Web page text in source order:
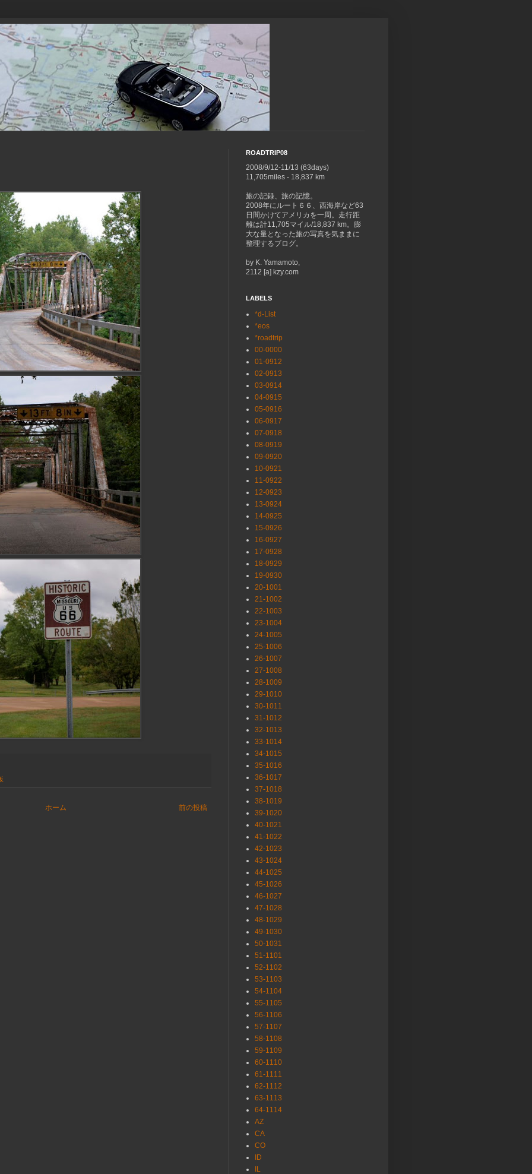
前の投稿
ホーム
ROADTRIP08
2008/9/12-11/13 (63days)
11,705miles - 18,837 km
旅の記録、旅の記憶。
2008年にルート６６、西海岸など63
日間かけてアメリカを一周。走行距
離は計11,705マイル/18,837 km。膨
大な量となった旅の写真を気ままに
整理するブログ。
by K. Yamamoto,
2112 [a] kzy.com
LABELS
*d-List
*eos
*roadtrip
00-0000
01-0912
02-0913
03-0914
04-0915
05-0916
06-0917
07-0918
08-0919
09-0920
10-0921
11-0922
12-0923
13-0924
14-0925
15-0926
16-0927
17-0928
18-0929
19-0930
20-1001
21-1002
22-1003
23-1004
24-1005
25-1006
26-1007
27-1008
28-1009
29-1010
30-1011
31-1012
32-1013
33-1014
34-1015
35-1016
36-1017
37-1018
38-1019
39-1020
40-1021
41-1022
42-1023
43-1024
44-1025
45-1026
46-1027
47-1028
48-1029
49-1030
50-1031
51-1101
52-1102
53-1103
54-1104
55-1105
56-1106
57-1107
58-1108
59-1109
60-1110
61-1111
62-1112
63-1113
64-1114
AZ
CA
CO
ID
IL